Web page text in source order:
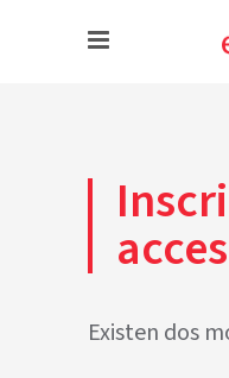
Existen dos